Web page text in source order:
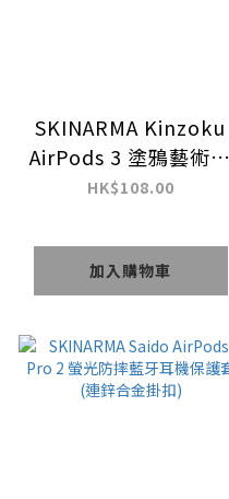
SKINARMA Kinzoku
AirPods 3 塗鴉藝術藍
牙耳機保護套 (連登山
HK$108.00
加入購物車